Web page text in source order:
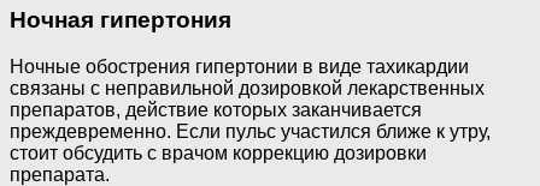
Ночная гипертония
Ночные обострения гипертонии в виде тахикардии
связаны с неправильной дозировкой лекарственных
препаратов, действие которых заканчивается
преждевременно. Если пульс участился ближе к утру,
стоит обсудить с врачом коррекцию дозировки
препарата.